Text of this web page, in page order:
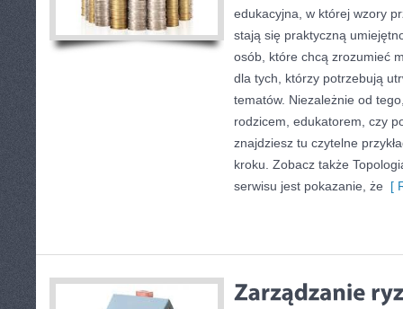
edukacyjna, w której wzory
stają się praktyczną
osób, które chcą zrozumieć
dla tych, którzy potrzebują
tematów. Niezależnie od
rodzicem, edukatorem, czy
znajdziesz tu czytelne
kroku. Zobacz także
serwisu jest pokazanie, że [